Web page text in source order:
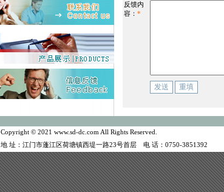
反馈内
容： *
Copyright © 2021 www.sd-dc.com All Rights Reserved.
地 址：江门市蓬江区荷塘镇西堤一路23号首层 电 话：0750-3851392